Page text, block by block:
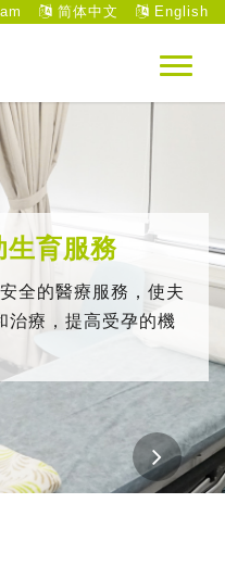
简体中文 English
生育服務
全的醫療服務，使夫
治療，提高受孕的機